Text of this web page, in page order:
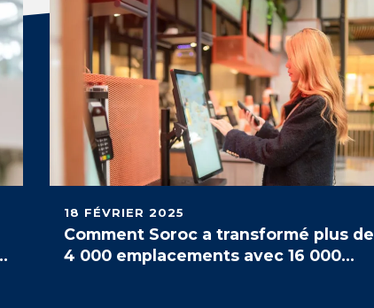
18 FÉVRIER 2025
Comment Soroc a transformé plus de
4 000 emplacements avec 16 000